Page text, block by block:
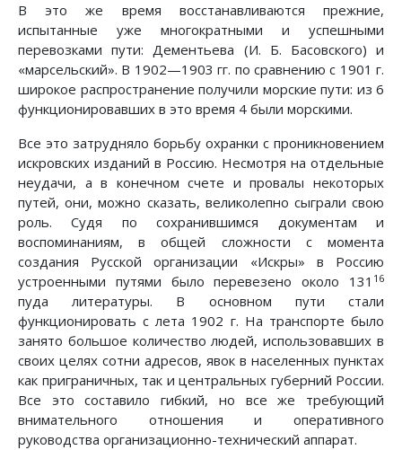
В это же время восстанавливаются прежние,
испытанные уже многократными и успешными
перевозками пути: Дементьева (И. Б. Басовского) и
«марсельский». В 1902—1903 гг. по сравнению с 1901 г.
широкое распространение получили морские пути: из 6
функционировавших в это время 4 были морскими.
Все это затрудняло борьбу охранки с проникновением
искровских изданий в Россию. Несмотря на отдельные
неудачи, а в конечном счете и провалы некоторых
путей, они, можно сказать, великолепно сыграли свою
роль. Судя по сохранившимся документам и
воспоминаниям, в общей сложности с момента
создания Русской организации «Искры» в Россию
устроенными путями было перевезено около 131 16
пуда литературы. В основном пути стали
функционировать с лета 1902 г. На транспорте было
занято большое количество людей, использовавших в
своих целях сотни адресов, явок в населенных пунктах
как приграничных, так и центральных губерний России.
Все это составило гибкий, но все же требующий
внимательного отношения и оперативного
руководства организационно-технический аппарат.